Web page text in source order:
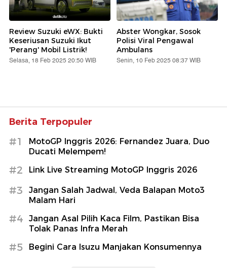
Review Suzuki eWX: Bukti
Keseriusan Suzuki Ikut
'Perang' Mobil Listrik!
Selasa, 18 Feb 2025 20:50 WIB
Abster Wongkar, Sosok
Polisi Viral Pengawal
Ambulans
Senin, 10 Feb 2025 08:37 WIB
Berita Terpopuler
#1
MotoGP Inggris 2026: Fernandez Juara, Duo
Ducati Melempem!
#2 Link Live Streaming MotoGP Inggris 2026
#3
Jangan Salah Jadwal, Veda Balapan Moto3
Malam Hari
#4
Jangan Asal Pilih Kaca Film, Pastikan Bisa
Tolak Panas Infra Merah
#5 Begini Cara Isuzu Manjakan Konsumennya